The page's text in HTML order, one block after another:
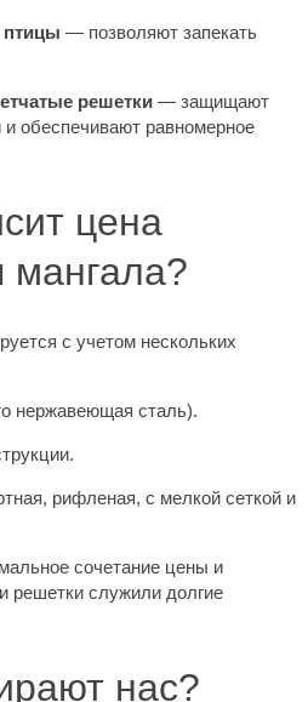
птицы — позволяют запекать
решетки — защищают
обеспечивают равномерное
цена
мангала?
с учетом нескольких
нержавеющая сталь).
рифленая, с мелкой сеткой и
сочетание цены и
решетки служили долгие
нас?